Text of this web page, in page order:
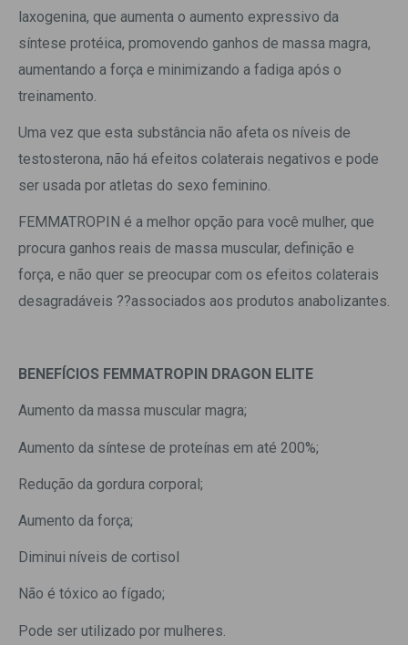
laxogenina, que aumenta o aumento expressivo da
síntese protéica, promovendo ganhos de massa magra,
aumentando a força e minimizando a fadiga após o
treinamento.
Uma vez que esta substância não afeta os níveis de
testosterona, não há efeitos colaterais negativos e pode
ser usada por atletas do sexo feminino.
FEMMATROPIN é a melhor opção para você mulher, que
procura ganhos reais de massa muscular, definição e
força, e não quer se preocupar com os efeitos colaterais
desagradáveis ??associados aos produtos anabolizantes.
BENEFÍCIOS FEMMATROPIN DRAGON ELITE
Aumento da massa muscular magra;
Aumento da síntese de proteínas em até 200%;
Redução da gordura corporal;
Aumento da força;
Diminui níveis de cortisol
Não é tóxico ao fígado;
Pode ser utilizado por mulheres.